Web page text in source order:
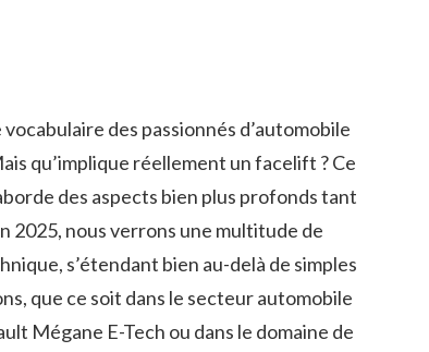
des passionnés d’automobile
qu’implique réellement un facelift ? Ce
des aspects bien plus profonds tant
2025, nous verrons une multitude de
s’étendant bien au-delà de simples
que ce soit dans le secteur automobile
Mégane E-Tech ou dans le domaine de